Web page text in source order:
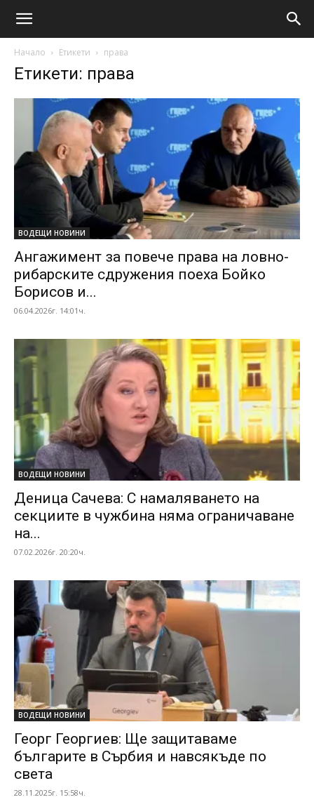
Начало Етикети права
Етикети: права
ВОДЕЩИ НОВИНИ
Ангажимент за повече права на ловно-
рибарските сдружения поеха Бойко
Борисов и...
06.04.2026г. 14:01ч.
ВОДЕЩИ НОВИНИ
Деница Сачева: С намаляването на
секциите в чужбина няма ограничаване
на...
07.02.2026г. 20:20ч.
ВОДЕЩИ НОВИНИ
Георг Георгиев: Ще защитаваме
българите в Сърбия и навсякъде по
света
28.11.2025г. 15:58ч.